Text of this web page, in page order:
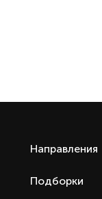
Направления
Подборки